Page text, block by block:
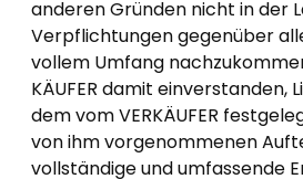
anderen Gründen nicht in der
Verpflichtungen gegenüber
vollem Umfang
KÄUFER damit einverstanden,
dem vom VERKÄUFER
von ihm vorgenommenen
vollständige und umfassende